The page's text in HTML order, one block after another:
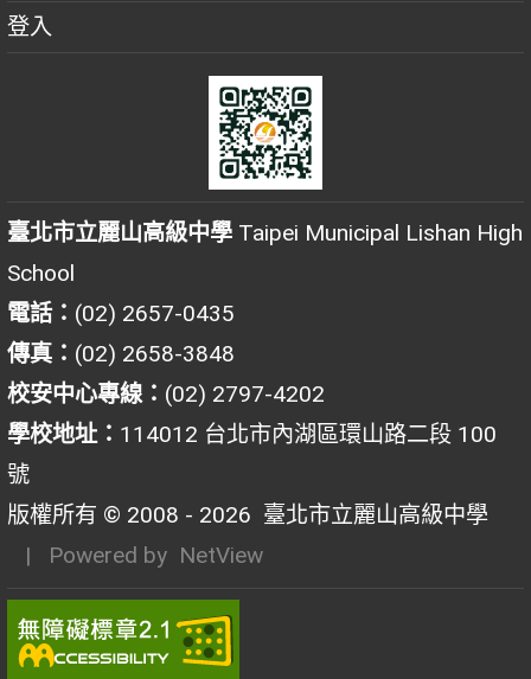
登入
臺北市立麗山高級中學 Taipei Municipal Lishan High
School
電話： (02) 2657-0435
傳真： (02) 2658-3848
校安中心專線： (02) 2797-4202
學校地址： 114012 台北市內湖區環山路二段 100
號
版權所有 © 2008 - 2026 臺北市立麗山高級中學
| Powered by NetView